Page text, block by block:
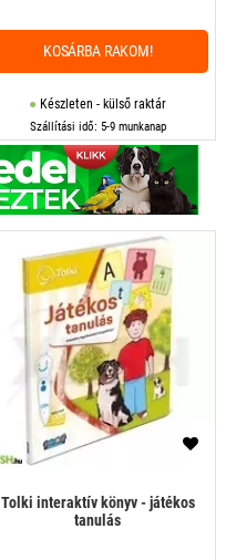
Készleten - külső raktár
Szállítási idő: 5-9 munkanap
KOSÁRBA RAKOM!
Tolki interaktív könyv - játékos
tanulás